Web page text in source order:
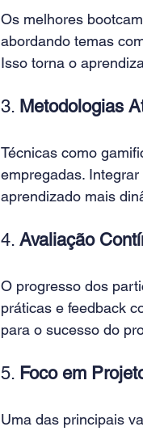
Os melhores
abordando temas
Isso torna o
3. Metodologias
Técnicas como
empregadas. Integrar
aprendizado mais
4. Avaliação
O progresso dos
práticas e feedback
para o sucesso do
5. Foco em
Uma das principais